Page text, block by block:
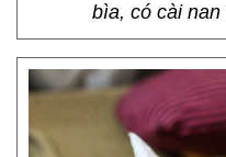
bìa, có cài nan